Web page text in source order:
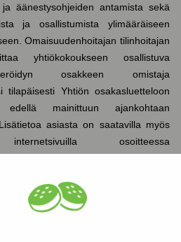
äänestysohjeiden antamista sekä
ja osallistumista ylimääräiseen
Omaisuudenhoitajan tilinhoitajan
yhtiökokoukseen osallistuva
osakkeen omistaja
tilapäisesti Yhtiön osakasluetteloon
edellä mainittuun ajankohtaan
asiasta on saatavilla myös
osoitteessa
osakkeiden omistajat eivät
ilmoittautua ylimääräiseen